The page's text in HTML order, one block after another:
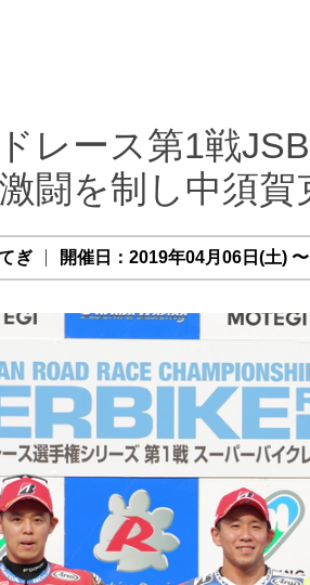
ドレース第1戦
闘を制し中須
ぎ 開催日：2019年04月06日(土)